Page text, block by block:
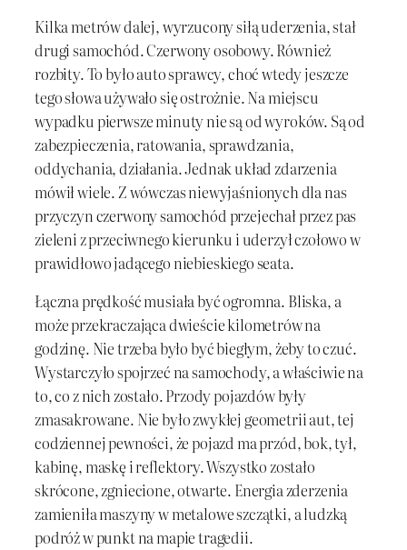
Kilka metrów dalej, wyrzucony siłą uderzenia, stał
drugi samochód. Czerwony osobowy. Również
rozbity. To było auto sprawcy, choć wtedy jeszcze
tego słowa używało się ostrożnie. Na miejscu
wypadku pierwsze minuty nie są od wyroków. Są od
zabezpieczenia, ratowania, sprawdzania,
oddychania, działania. Jednak układ zdarzenia
mówił wiele. Z wówczas niewyjaśnionych dla nas
przyczyn czerwony samochód przejechał przez pas
zieleni z przeciwnego kierunku i uderzył czołowo w
prawidłowo jadącego niebieskiego seata.
Łączna prędkość musiała być ogromna. Bliska, a
może przekraczająca dwieście kilometrów na
godzinę. Nie trzeba było być biegłym, żeby to czuć.
Wystarczyło spojrzeć na samochody, a właściwie na
to, co z nich zostało. Przody pojazdów były
zmasakrowane. Nie było zwykłej geometrii aut, tej
codziennej pewności, że pojazd ma przód, bok, tył,
kabinę, maskę i reflektory. Wszystko zostało
skrócone, zgniecione, otwarte. Energia zderzenia
zamieniła maszyny w metalowe szczątki, a ludzką
podróż w punkt na mapie tragedii.